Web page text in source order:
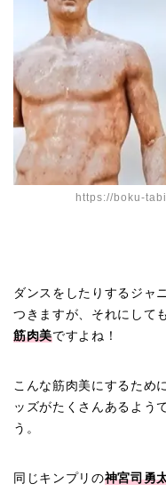
https://boku-
ダンスをしたりするジャ
つきますが、それにして
筋肉美ですよね！
こんな筋肉美にするため
ッズがたくさんあるようで
う。
同じキンプリの神宮司勇